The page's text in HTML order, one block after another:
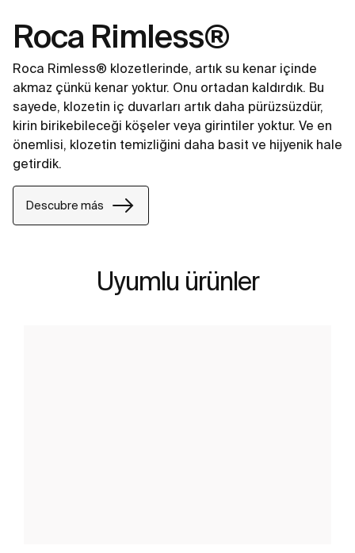
Roca Rimless®
Roca Rimless® klozetlerinde, artık su kenar içinde
akmaz çünkü kenar yoktur. Onu ortadan kaldırdık. Bu
sayede, klozetin iç duvarları artık daha pürüzsüzdür,
kirin birikebileceği köşeler veya girintiler yoktur. Ve en
önemlisi, klozetin temizliğini daha basit ve hijyenik hale
getirdik.
Descubre más
Uyumlu ürünler